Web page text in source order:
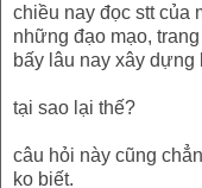
chiều nay đọc stt của
những đạo mạo,
bấy lâu nay xây dựng
tại sao lại thế?
câu hỏi này cũng
ko biết.